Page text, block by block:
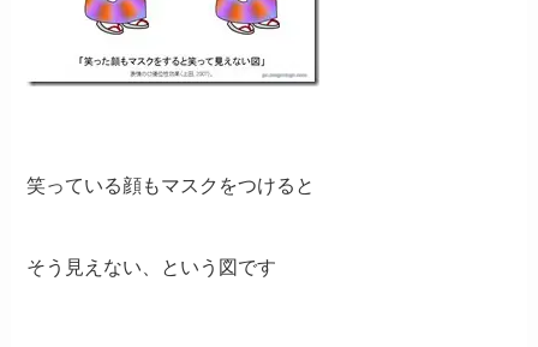
笑っている顔もマスクをつけると
そう見えない、という図です